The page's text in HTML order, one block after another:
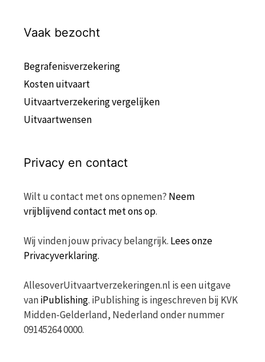
Vaak bezocht
Begrafenisverzekering
Kosten uitvaart
Uitvaartverzekering vergelijken
Uitvaartwensen
Privacy en contact
Wilt u contact met ons opnemen? Neem
vrijblijvend contact met ons op.
Wij vinden jouw privacy belangrijk. Lees onze
Privacyverklaring.
AllesoverUitvaartverzekeringen.nl is een uitgave
vaniPublishing. iPublishing is ingeschreven bij KVK
Midden-Gelderland, Nederland onder nummer
09145264 0000.